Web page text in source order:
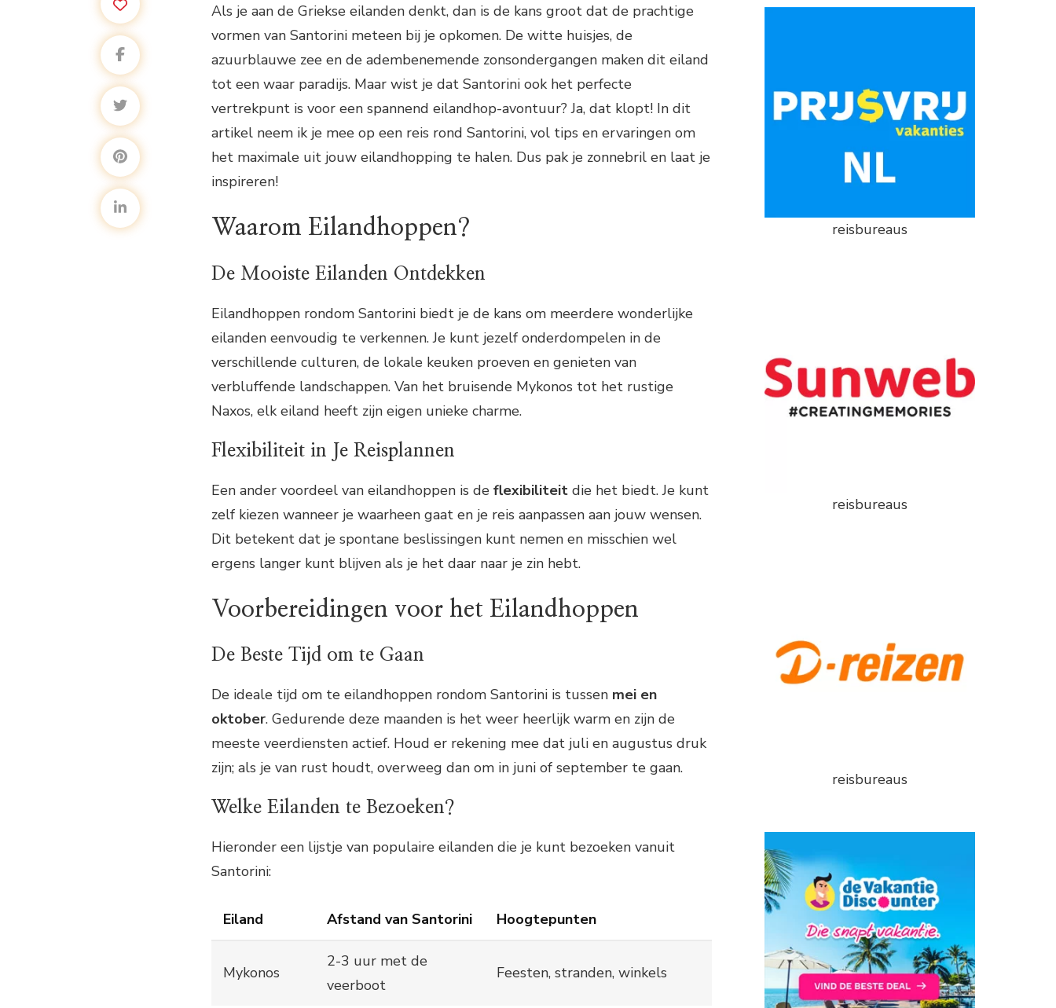
Als je aan de Griekse eilanden denkt, dan is de kans groot dat de prachtige
vormen van Santorini meteen bij je opkomen. De witte huisjes, de
azuurblauwe zee en de adembenemende zonsondergangen maken dit eiland
tot een waar paradijs. Maar wist je dat Santorini ook het perfecte
vertrekpunt is voor een spannend eilandhop-avontuur? Ja, dat klopt! In dit
artikel neem ik je mee op een reis rond Santorini, vol tips en ervaringen om
het maximale uit jouw eilandhopping te halen. Dus pak je zonnebril en laat je
inspireren!
Waarom Eilandhoppen?
De Mooiste Eilanden Ontdekken
Eilandhoppen rondom Santorini biedt je de kans om meerdere wonderlijke
eilanden eenvoudig te verkennen. Je kunt jezelf onderdompelen in de
verschillende culturen, de lokale keuken proeven en genieten van
verbluffende landschappen. Van het bruisende Mykonos tot het rustige
Naxos, elk eiland heeft zijn eigen unieke charme.
Flexibiliteit in Je Reisplannen
Een ander voordeel van eilandhoppen is de flexibiliteit die het biedt. Je kunt
zelf kiezen wanneer je waarheen gaat en je reis aanpassen aan jouw wensen.
Dit betekent dat je spontane beslissingen kunt nemen en misschien wel
ergens langer kunt blijven als je het daar naar je zin hebt.
Voorbereidingen voor het Eilandhoppen
De Beste Tijd om te Gaan
De ideale tijd om te eilandhoppen rondom Santorini is tussen mei en
oktober. Gedurende deze maanden is het weer heerlijk warm en zijn de
meeste veerdiensten actief. Houd er rekening mee dat juli en augustus druk
zijn; als je van rust houdt, overweeg dan om in juni of september te gaan.
Welke Eilanden te Bezoeken?
Hieronder een lijstje van populaire eilanden die je kunt bezoeken vanuit
Santorini:
Eiland Afstand van Santorini Hoogtepunten
Mykonos
2-3 uur met de
veerboot
Feesten, stranden, winkels
reisbureaus
reisbureaus
reisbureaus